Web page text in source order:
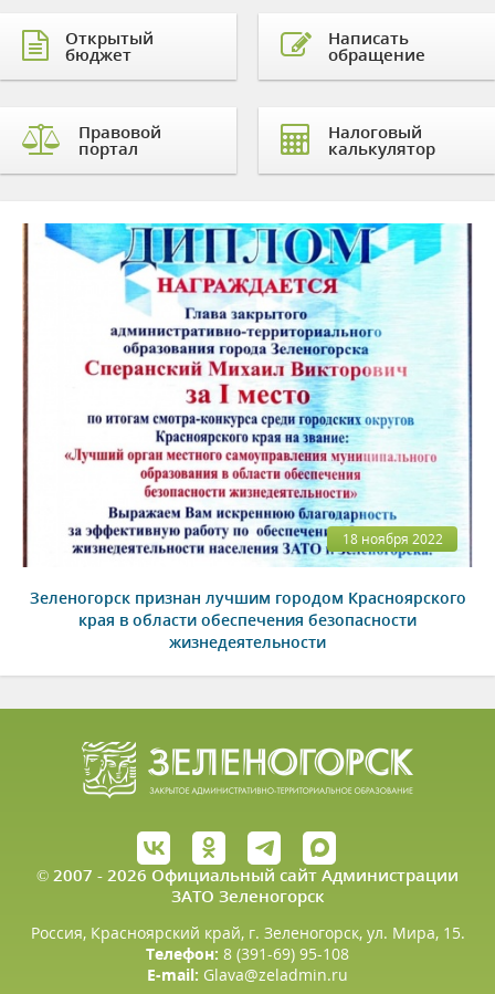
Открытый
бюджет
Правовой
портал
Написать
обращение
Налоговый
калькулятор
18 ноября 2022
Зеленогорск признан лучшим городом Красноярского
края в области обеспечения безопасности
жизнедеятельности
© 2007 - 2026 Официальный сайт Администрации
ЗАТО Зеленогорск
Россия, Красноярский край, г. Зеленогорск, ул. Мира, 15.
Телефон: 8 (391-69) 95-108
E-mail: Glava@zeladmin.ru